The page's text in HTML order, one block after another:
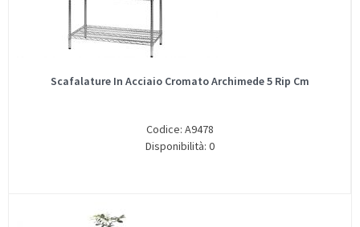
Scafalature In Acciaio Cromato Archimede 5 Rip Cm
Codice: A9478
Disponibilità: 0